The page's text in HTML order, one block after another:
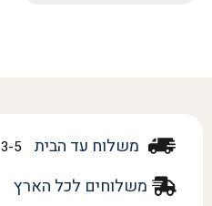
משלוח עד הבית 3-5 ימי עסקים - ₪39
משלוחים לכל הארץ